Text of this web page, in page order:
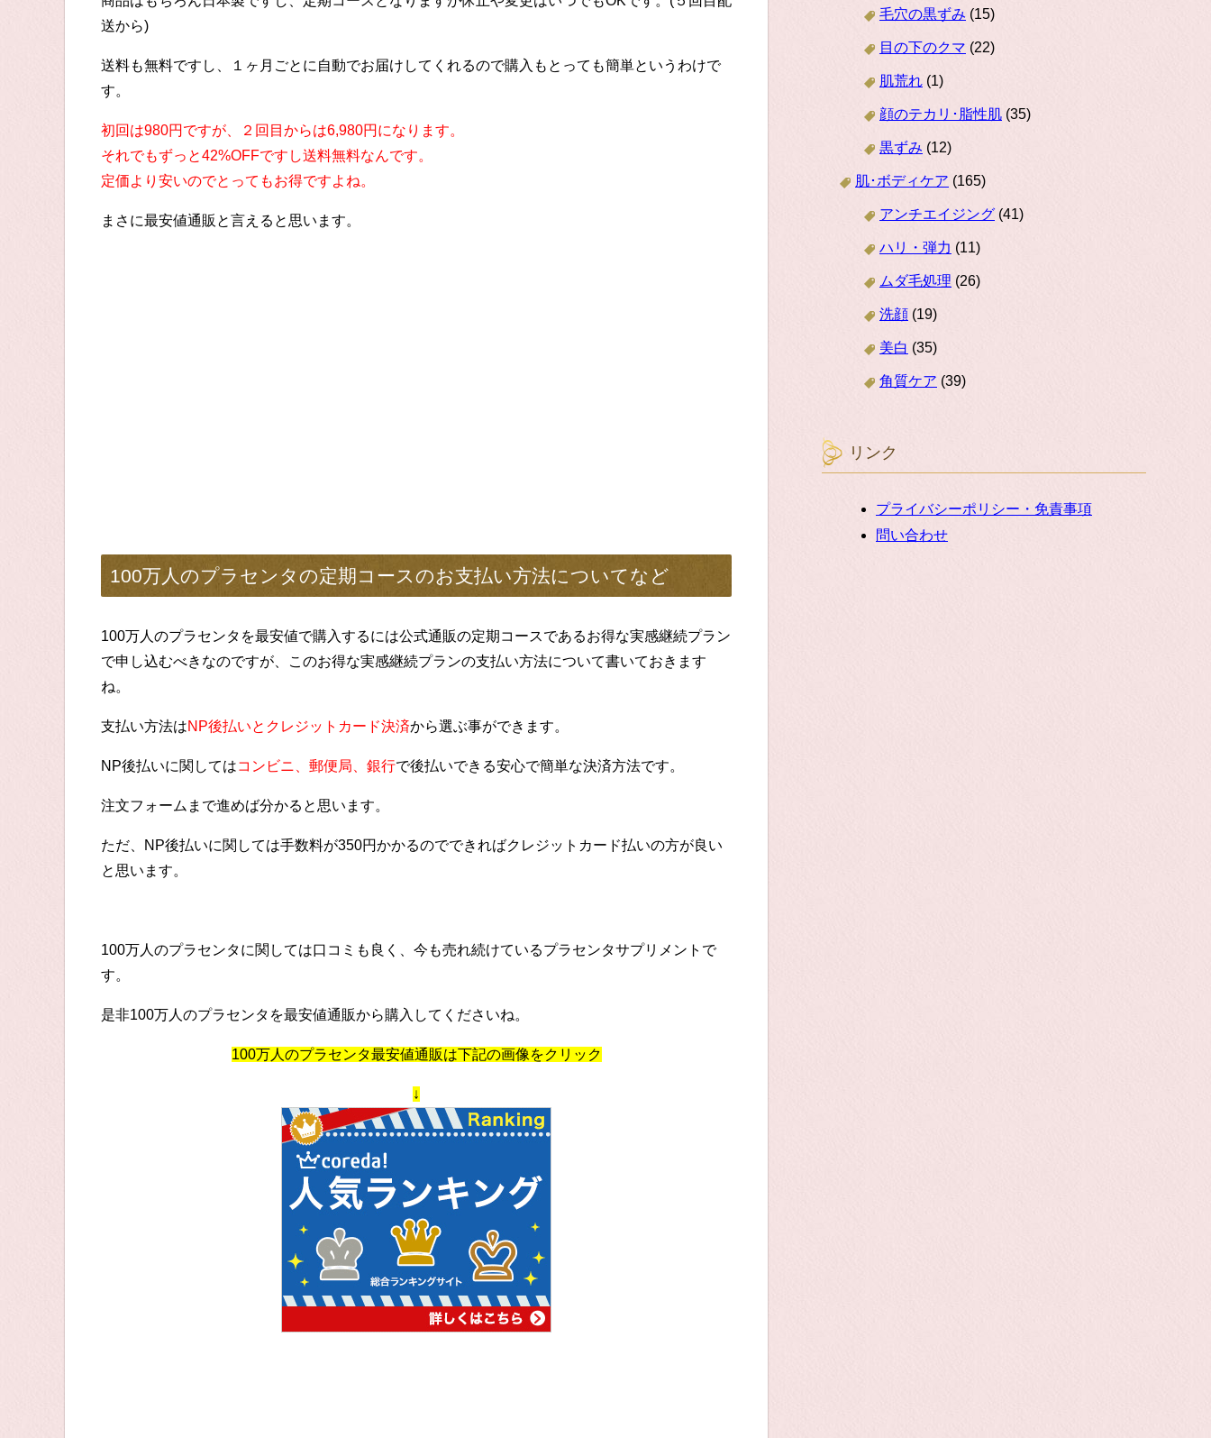
送から)
送料も無料ですし、１ヶ月ごとに自動でお届けしてくれるので購入もとっても簡単というわけで
す。
初回は980円ですが、２回目からは6,980円になります。
それでもずっと42%OFFですし送料無料なんです。
定価より安いのでとってもお得ですよね。
まさに最安値通販と言えると思います。
100万人のプラセンタの定期コースのお支払い方法についてなど
100万人のプラセンタを最安値で購入するには公式通販の定期コースであるお得な実感継続プラン
で申し込むべきなのですが、このお得な実感継続プランの支払い方法について書いておきます
ね。
支払い方法はNP後払いとクレジットカード決済から選ぶ事ができます。
NP後払いに関してはコンビニ、郵便局、銀行で後払いできる安心で簡単な決済方法です。
注文フォームまで進めば分かると思います。
ただ、NP後払いに関しては手数料が350円かかるのでできればクレジットカード払いの方が良い
と思います。
100万人のプラセンタに関しては口コミも良く、今も売れ続けているプラセンタサプリメントで
す。
是非100万人のプラセンタを最安値通販から購入してくださいね。
100万人のプラセンタ最安値通販は下記の画像をクリック
↓
毛穴の黒ずみ (15)
目の下のクマ (22)
肌荒れ (1)
顔のテカリ･脂性肌 (35)
黒ずみ (12)
肌･ボディケア (165)
アンチエイジング (41)
ハリ・弾力 (11)
ムダ毛処理 (26)
洗顔 (19)
美白 (35)
角質ケア (39)
リンク
プライバシーポリシー・免責事項
問い合わせ